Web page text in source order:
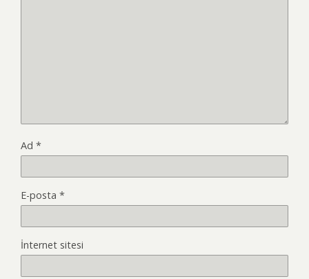
Ad *
E-posta *
İnternet sitesi